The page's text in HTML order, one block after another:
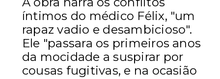
íntimos do médico Félix, "um
rapaz vadio e desambicioso".
Ele "passara os primeiros anos
da mocidade a suspirar por
cousas fugitivas, e na ocasião